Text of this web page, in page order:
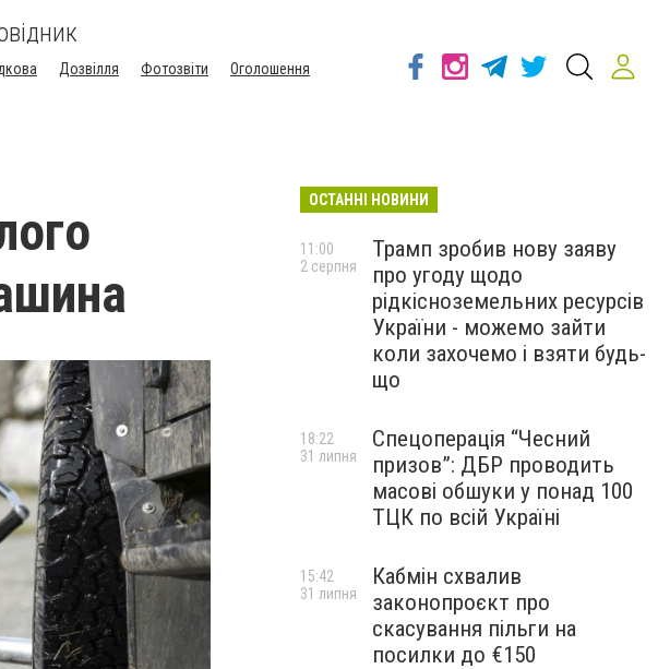
Дозвілля Фотозвіти
Оголошення
ОСТАННІ НОВИНИ
Трамп зробив нову заяву
про угоду щодо
рідкісноземельних ресурсів
України - можемо зайти
коли захочемо і взяти будь-
що
11:00
2 серпня
Спецоперація “Чесний
призов”: ДБР проводить
масові обшуки у понад 100
ТЦК по всій Україні
18:22
31 липня
Кабмін схвалив
законопроєкт про
скасування пільги на
посилки до €150
15:42
31 липня